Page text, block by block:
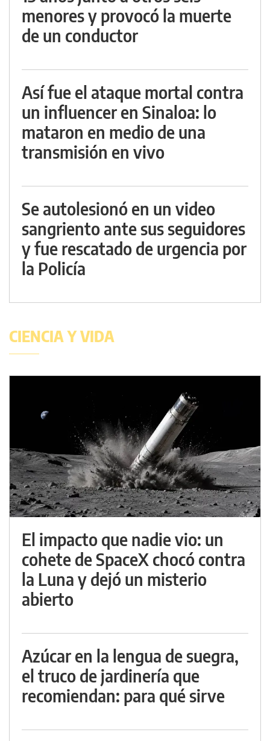
menores y provocó la muerte
de un conductor
Así fue el ataque mortal contra
un influencer en Sinaloa: lo
mataron en medio de una
transmisión en vivo
Se autolesionó en un video
sangriento ante sus seguidores
y fue rescatado de urgencia por
la Policía
CIENCIA Y VIDA
El impacto que nadie vio: un
cohete de SpaceX chocó contra
la Luna y dejó un misterio
abierto
Azúcar en la lengua de suegra,
el truco de jardinería que
recomiendan: para qué sirve